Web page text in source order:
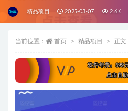
精品项目 2025-03-07 2.6K
当前位置： 首页 精品项目 正文